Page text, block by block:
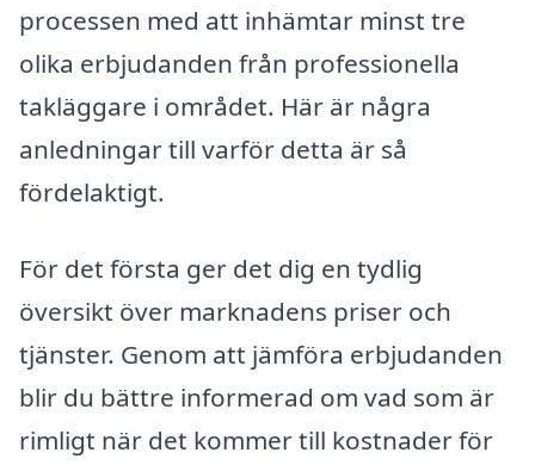
processen med att inhämtar minst tre
olika erbjudanden från professionella
takläggare i området. Här är några
anledningar till varför detta är så
fördelaktigt.
För det första ger det dig en tydlig
översikt över marknadens priser och
tjänster. Genom att jämföra erbjudanden
blir du bättre informerad om vad som är
rimligt när det kommer till kostnader för